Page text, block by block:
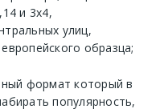
и 3х4,
улиц,
образца;
формат который в
популярность,